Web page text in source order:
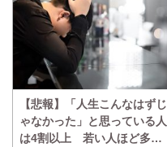
【悲報】「人生こんなはずじ
ゃなかった」と思っている人
は4割以上 若い人ほど多い